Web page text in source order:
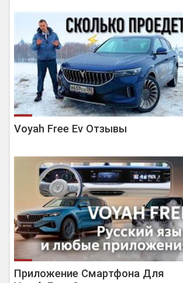
Voyah Free Ev Отзывы
Приложение Смартфона Для